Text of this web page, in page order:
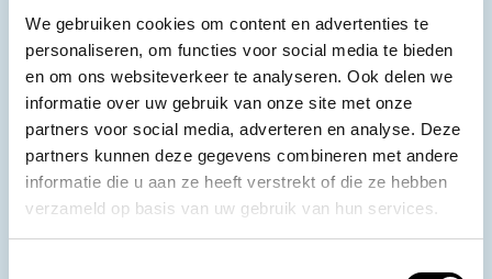
We gebruiken cookies om content en advertenties te
personaliseren, om functies voor social media te bieden
en om ons websiteverkeer te analyseren. Ook delen we
informatie over uw gebruik van onze site met onze
partners voor social media, adverteren en analyse. Deze
partners kunnen deze gegevens combineren met andere
informatie die u aan ze heeft verstrekt of die ze hebben
verzameld op basis van uw gebruik van hun services.
Neem contact op
Ons klantenservice staat voor je klaar.
Volg ons
Ontvang de nieuwste aanbiedingen en
promoties